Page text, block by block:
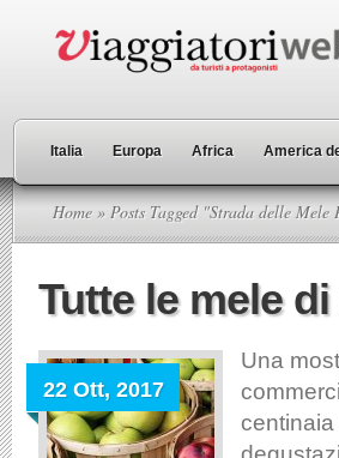
Italia Europa Africa America
Home » Posts Tagged "Strada delle Mele
Tutte le mele
22 Ott, 2017
Una